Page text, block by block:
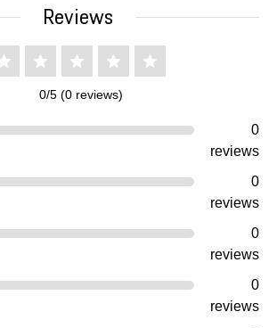
Reviews
0/5 (0 reviews)
0
reviews
0
reviews
0
reviews
0
reviews